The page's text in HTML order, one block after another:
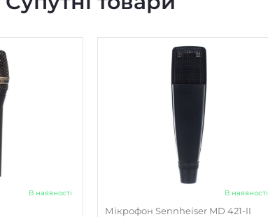
В наявності В наявності
Мікрофон Sennheiser MD 421-II